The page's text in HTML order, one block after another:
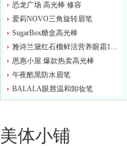
恐龙广场 高光棒 修容
爱莉NOVO三角旋转眉笔
SugarBox糖盒高光棒
雅诗兰黛红石榴鲜活营养眼霜15ml/眼部啫喱
恩惠小屋 爆款热卖高光棒
午夜酷黑防水眉笔
BALALA眼唇温和卸妆笔
美体小铺